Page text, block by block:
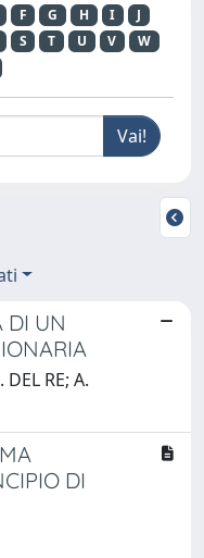
F G H I
J
S T U V
W
DI UN
DEL RE; A.
DI